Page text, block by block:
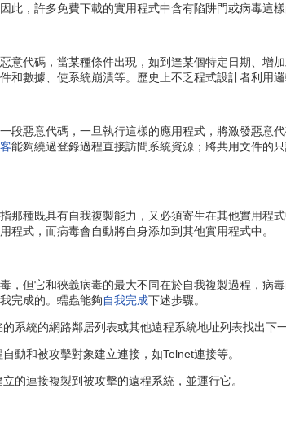
，許多免費下載的實用程式中含有陷阱門或病毒這樣
代碼，當某種條件出現，如到達某個特定日期、增
和數據、使系統崩潰等。歷史上不乏程式設計者利用
惡意代碼，一旦執行這樣的應用程式，將激發惡意
能夠繞過登錄過程直接訪問系統資源；將共用文件的
種既具有自我複製能力，又必須寄生在其他實用程
程式，而病毒會自動將自身添加到其他實用程式中。
但它和狹義病毒的最大不同在於自我複製過程，病
完成的。蠕蟲能夠自我完成下述步驟。
統的網路鄰居列表或其他遠程系統地址列表找出下一
動和被攻擊對象建立連接，如Telnet連接等。
連接複製到被攻擊的遠程系統，並運行它。